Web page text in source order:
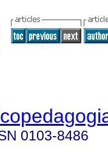
0103-8486